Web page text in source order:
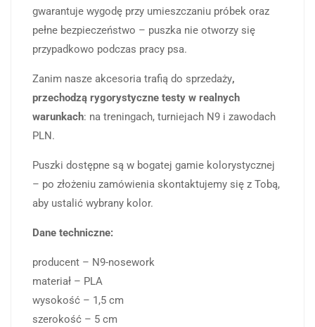
gwarantuje wygodę przy umieszczaniu próbek oraz
pełne bezpieczeństwo – puszka nie otworzy się
przypadkowo podczas pracy psa.
Zanim nasze akcesoria trafią do sprzedaży,
przechodzą rygorystyczne testy w realnych
warunkach: na treningach, turniejach N9 i zawodach
PLN.
Puszki dostępne są w bogatej gamie kolorystycznej
– po złożeniu zamówienia skontaktujemy się z Tobą,
aby ustalić wybrany kolor.
Dane techniczne:
producent – N9-nosework
materiał – PLA
wysokość – 1,5 cm
szerokość – 5 cm